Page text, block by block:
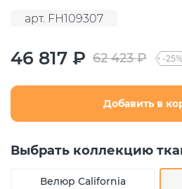
арт. FH109307
46 817 ₽ 62 423 ₽ -25%
Добавить в
Выбрать коллекцию
Велюр California